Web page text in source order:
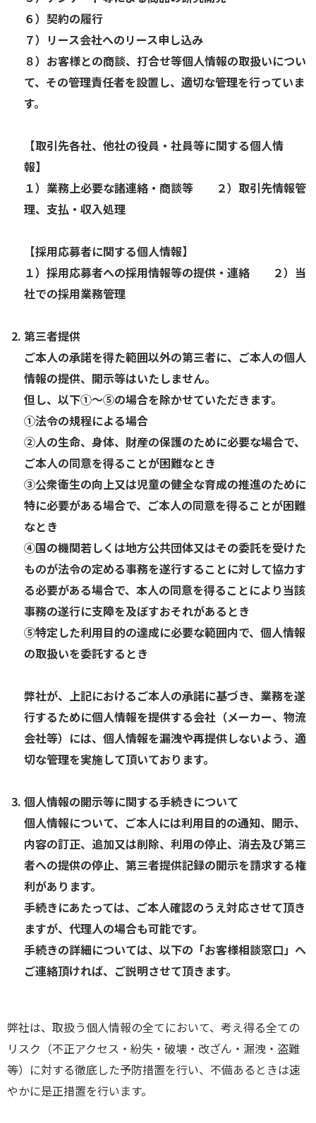
６）契約の履行
７）リース会社へのリース申し込み
８）お客様との商談、打合せ等個人情報の取扱いについ
て、その管理責任者を設置し、適切な管理を行っていま
す。
【取引先各社、他社の役員・社員等に関する個人情
報】
１）業務上必要な諸連絡・商談等 ２）取引先情報管
理、支払・収入処理
【採用応募者に関する個人情報】
１）採用応募者への採用情報等の提供・連絡 ２）当
社での採用業務管理
第三者提供
ご本人の承諾を得た範囲以外の第三者に、ご本人の個人
情報の提供、開示等はいたしません。
但し、以下①～⑤の場合を除かせていただきます。
①法令の規程による場合
②人の生命、身体、財産の保護のために必要な場合で、
ご本人の同意を得ることが困難なとき
③公衆衛生の向上又は児童の健全な育成の推進のために
特に必要がある場合で、ご本人の同意を得ることが困難
なとき
④国の機関若しくは地方公共団体又はその委託を受けた
ものが法令の定める事務を遂行することに対して協力す
る必要がある場合で、本人の同意を得ることにより当該
事務の遂行に支障を及ぼすおそれがあるとき
⑤特定した利用目的の達成に必要な範囲内で、個人情報
の取扱いを委託するとき
弊社が、上記におけるご本人の承諾に基づき、業務を遂
行するために個人情報を提供する会社（メーカー、物流
会社等）には、個人情報を漏洩や再提供しないよう、適
切な管理を実施して頂いております。
個人情報の開示等に関する手続きについて
個人情報について、ご本人には利用目的の通知、開示、
内容の訂正、追加又は削除、利用の停止、消去及び第三
者への提供の停止、第三者提供記録の開示を請求する権
利があります。
手続きにあたっては、ご本人確認のうえ対応させて頂き
ますが、代理人の場合も可能です。
手続きの詳細については、以下の「お客様相談窓口」へ
ご連絡頂ければ、ご説明させて頂きます。
弊社は、取扱う個人情報の全てにおいて、考え得る全ての
リスク（不正アクセス・紛失・破壊・改ざん・漏洩・盗難
等）に対する徹底した予防措置を行い、不備あるときは速
やかに是正措置を行います。